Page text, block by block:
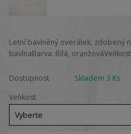
Letní bavlněný overálek, zdobený
bavlnaBarva: Bílá,
Dostupnost
Skladem 3 Ks
Velikost